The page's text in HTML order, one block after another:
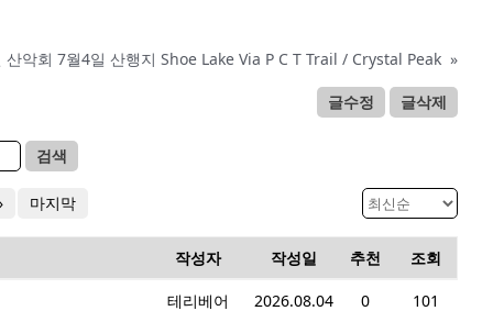
산악회 7월4일 산행지 Shoe Lake Via P C T Trail / Crystal Peak »
글수정 글삭제
검색
마지막
작성자 작성일 추천 조회
테리베어 2026.08.04 0
101